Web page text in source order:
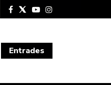
Entrades